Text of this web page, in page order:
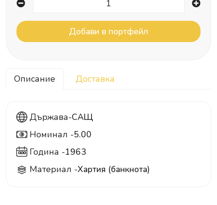
Описание Доставка
Държава-САЩ
5 Номинал -5.00
Година -1963
Материал -Хартия (банкнота)